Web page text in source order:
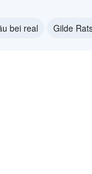
bei real Gilde